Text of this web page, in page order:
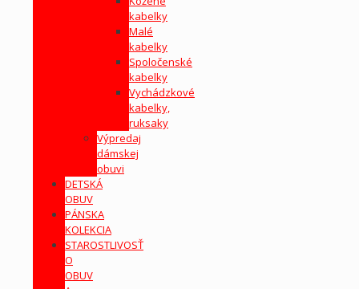
kabelky
Malé
kabelky
Spoločenské
kabelky
Vychádzkové
kabelky,
ruksaky
Výpredaj
dámskej
obuvi
DETSKÁ
OBUV
PÁNSKA
KOLEKCIA
STAROSTLIVOSŤ
O
OBUV